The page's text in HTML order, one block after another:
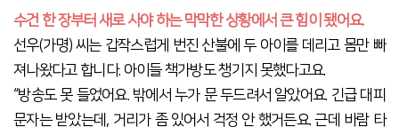
수건 한 장부터 새로 사야 하는 막막한 상황에서 큰 힘이 됐어요.
선우(가명) 씨는 갑작스럽게 번진 산불에 두 아이를 데리고 몸만 빠
져나왔다고 합니다. 아이들 책가방도 챙기지 못했다고요.
“방송도 못 들었어요. 밖에서 누가 문 두드려서 알았어요. 긴급 대피
문자는 받았는데, 거리가 좀 있어서 걱정 안 했거든요. 근데 바람 타